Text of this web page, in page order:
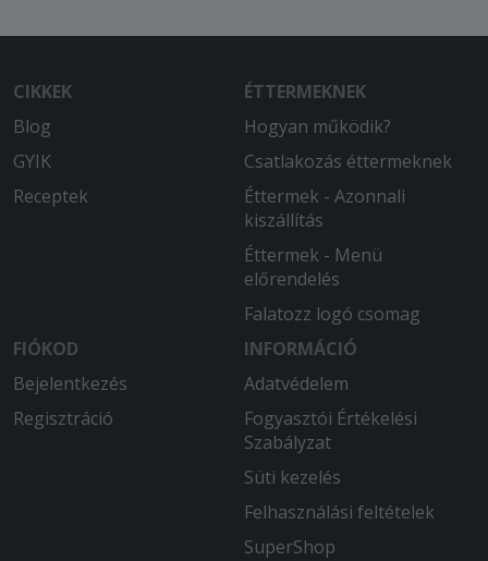
CIKKEK
Blog
GYIK
Receptek
ÉTTERMEKNEK
Hogyan működik?
Csatlakozás éttermeknek
Éttermek - Azonnali
kiszállítás
Éttermek - Menü
előrendelés
Falatozz logó csomag
FIÓKOD
Bejelentkezés
Regisztráció
INFORMÁCIÓ
Adatvédelem
Fogyasztói Értékelési
Szabályzat
Süti kezelés
Felhasználási feltételek
SuperShop